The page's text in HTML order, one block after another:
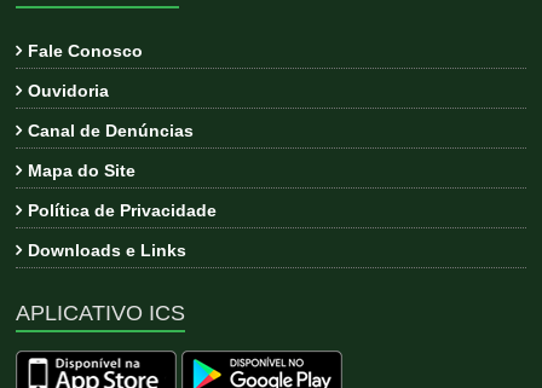
Fale Conosco
Ouvidoria
Canal de Denúncias
Mapa do Site
Política de Privacidade
Downloads e Links
APLICATIVO ICS